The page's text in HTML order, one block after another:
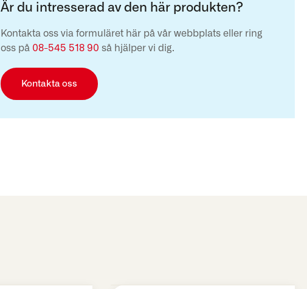
Är du intresserad av den här produkten?
Kontakta oss via formuläret här på vår webbplats eller ring
oss på 08-545 518 90 så hjälper vi dig.
Kontakta oss